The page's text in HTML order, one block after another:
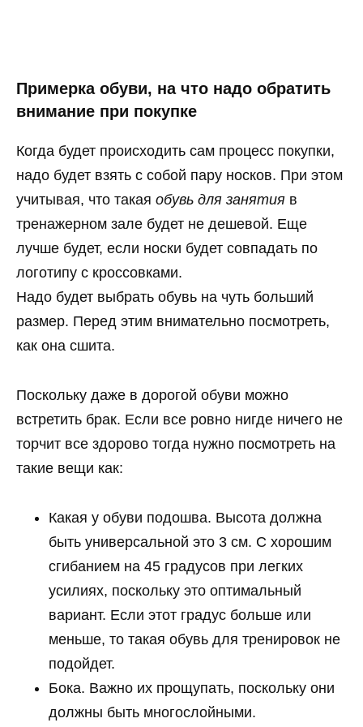
Примерка обуви, на что надо обратить
внимание при покупке
Когда будет происходить сам процесс покупки,
надо будет взять с собой пару носков. При этом
учитывая, что такая обувь для занятия в
тренажерном зале будет не дешевой. Еще
лучше будет, если носки будет совпадать по
логотипу с кроссовками.
Надо будет выбрать обувь на чуть больший
размер. Перед этим внимательно посмотреть,
как она сшита.
Поскольку даже в дорогой обуви можно
встретить брак. Если все ровно нигде ничего не
торчит все здорово тогда нужно посмотреть на
такие вещи как:
Какая у обуви подошва. Высота должна
быть универсальной это 3 см. С хорошим
сгибанием на 45 градусов при легких
усилиях, поскольку это оптимальный
вариант. Если этот градус больше или
меньше, то такая обувь для тренировок не
подойдет.
Бока. Важно их прощупать, поскольку они
должны быть многослойными.